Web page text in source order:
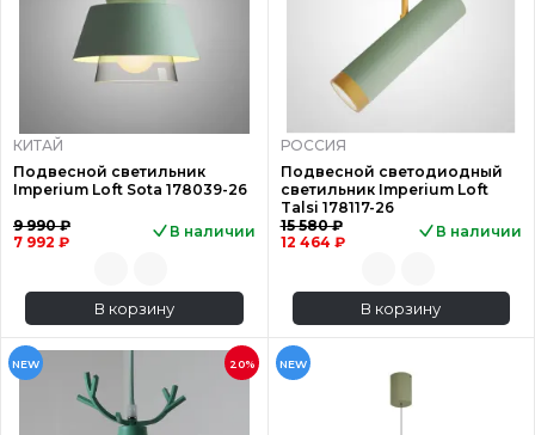
КИТАЙ
Подвесной светильник
Imperium Loft Sota 178039-26
9 990 ₽
7 992 ₽
В наличии
В корзину
РОССИЯ
Подвесной светодиодный
светильник Imperium Loft
Talsi 178117-26
15 580 ₽
12 464 ₽
В наличии
В корзину
NEW 20% NEW